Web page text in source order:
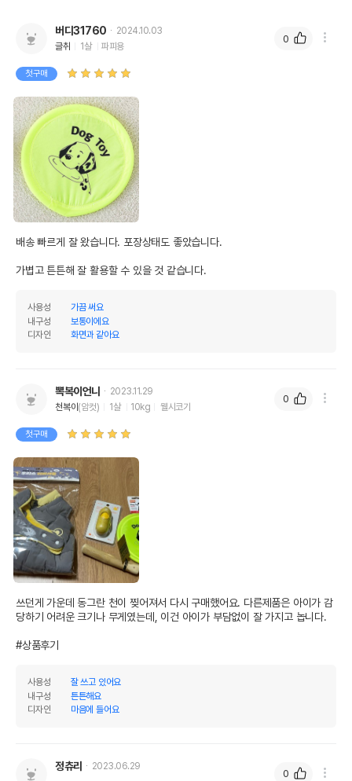
버디31760
2024.10.03
글취
1살 파피용
첫구매
배송 빠르게 잘 왔습니다. 포장상태도 좋았습니다.
가볍고 튼튼해 잘 활용할 수 있을 것 같습니다.
사용성
가끔 써요
내구성
보통이에요
디자인
화면과 같아요
0
뽁복이언니
2023.11.29
천복이 (암컷) 1살 10kg 웰시코기
첫구매
쓰던게 가운데 동그란 천이 찢어져서 다시 구매했어요. 다른제품은 아이가 감
당하기 어려운 크기나 무게였는데, 이건 아이가 부담없이 잘 가지고 놉니다.
#상품후기
사용성
잘 쓰고 있어요
내구성
튼튼해요
디자인
마음에 들어요
0
정츄리 2023.06.29
0